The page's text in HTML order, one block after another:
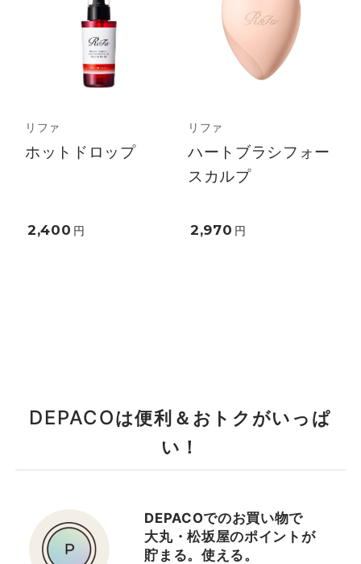
リファ
ホットドロップ
2,400 円
リファ
ハートブラシフォー
スカルプ
2,970 円
DEPACOは便利＆おトクがいっぱ
い！
DEPACOでのお買い物で
大丸・松坂屋のポイントが
貯まる。使える。